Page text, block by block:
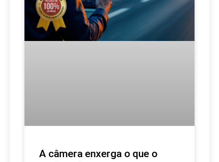
A câmera enxerga o que o